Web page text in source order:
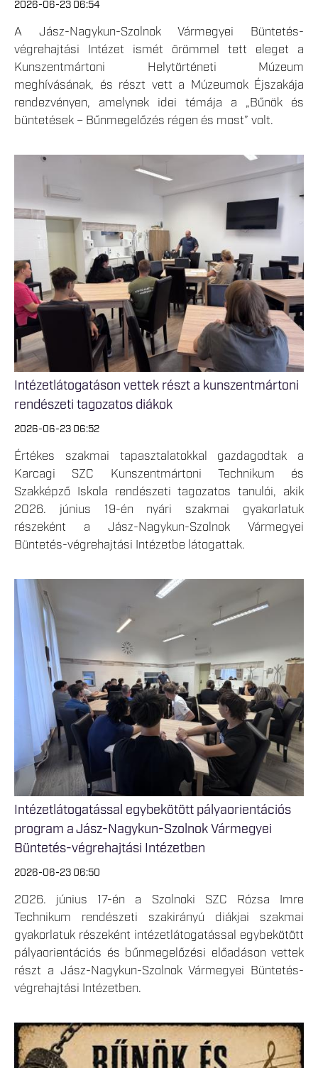
2026-06-23 06:54
A Jász-Nagykun-Szolnok Vármegyei Büntetés-
végrehajtási Intézet ismét örömmel tett eleget a
Kunszentmártoni Helytörténeti Múzeum
meghívásának, és részt vett a Múzeumok Éjszakája
rendezvényen, amelynek idei témája a „Bűnök és
büntetések – Bűnmegelőzés régen és most” volt.
Intézetlátogatáson vettek részt a kunszentmártoni
rendészeti tagozatos diákok
2026-06-23 06:52
Értékes szakmai tapasztalatokkal gazdagodtak a
Karcagi SZC Kunszentmártoni Technikum és
Szakképző Iskola rendészeti tagozatos tanulói, akik
2026. június 19-én nyári szakmai gyakorlatuk
részeként a Jász-Nagykun-Szolnok Vármegyei
Büntetés-végrehajtási Intézetbe látogattak.
Intézetlátogatással egybekötött pályaorientációs
program a Jász-Nagykun-Szolnok Vármegyei
Büntetés-végrehajtási Intézetben
2026-06-23 06:50
2026. június 17-én a Szolnoki SZC Rózsa Imre
Technikum rendészeti szakirányú diákjai szakmai
gyakorlatuk részeként intézetlátogatással egybekötött
pályaorientációs és bűnmegelőzési előadáson vettek
részt a Jász-Nagykun-Szolnok Vármegyei Büntetés-
végrehajtási Intézetben.